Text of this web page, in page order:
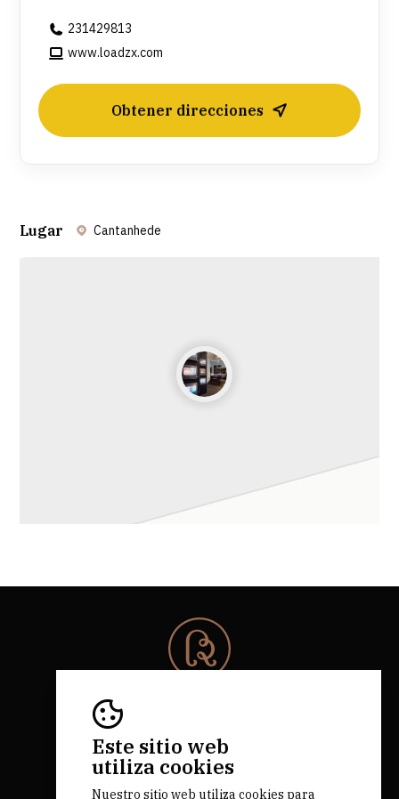
Este sitio web
utiliza cookies
Nuestro sitio web utiliza cookies para
231429813
www.loadzx.com
Obtener direcciones
Lugar Cantanhede
Todos los derechos reservados.
RNAAT 684/2019.
by M&ADigital